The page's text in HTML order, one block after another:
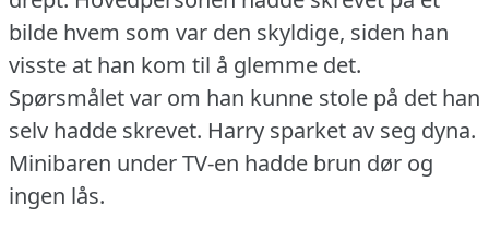
bilde hvem som var den skyldige, siden han
visste at han kom til å glemme det.
Spørsmålet var om han kunne stole på det han
selv hadde skrevet. Harry sparket av seg dyna.
Minibaren under TV-en hadde brun dør og
ingen lås.